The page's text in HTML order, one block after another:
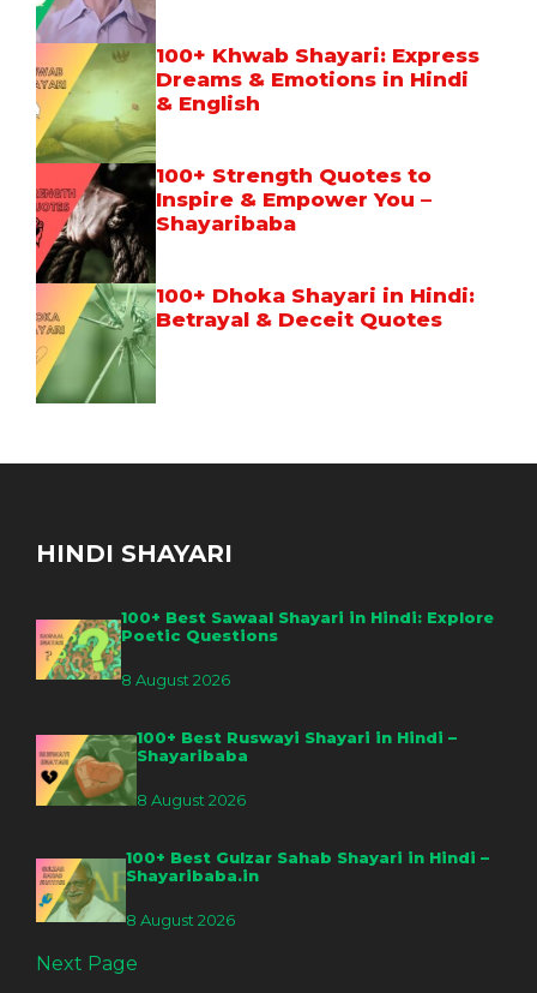
100+ Khwab Shayari: Express
Dreams & Emotions in Hindi
& English
100+ Strength Quotes to
Inspire & Empower You –
Shayaribaba
100+ Dhoka Shayari in Hindi:
Betrayal & Deceit Quotes
HINDI SHAYARI
100+ Best Sawaal Shayari in Hindi: Explore
Poetic Questions
8 August 2026
100+ Best Ruswayi Shayari in Hindi –
Shayaribaba
8 August 2026
100+ Best Gulzar Sahab Shayari in Hindi –
Shayaribaba.in
8 August 2026
Next Page